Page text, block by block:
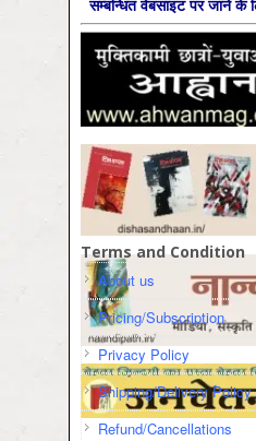
सम्‍बन्धित वेबसाइट पर जाने के
Terms and Condition
About us
Pricing/Subscription
Privacy Policy
Shipping/Delivery Policy
Refund/Cancellations